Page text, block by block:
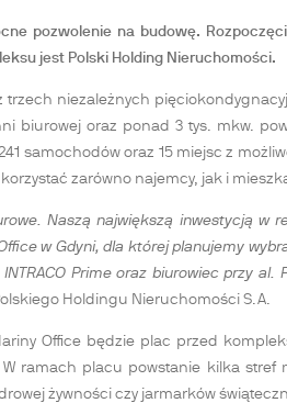
pozwolenie na budowę.
jest Polski Holding Nieruchomości.
z trzech niezależnych
biurowej oraz ponad 3 tys. mkw.
samochodów oraz 15 miejsc z
zarówno najemcy, jak i
Naszą największą inwestycją w
w Gdyni, dla której planujemy
Prime oraz biurowiec przy
Holdingu Nieruchomości S.A.
Office będzie plac przed
ramach placu powstanie kilka
żywności czy jarmarków